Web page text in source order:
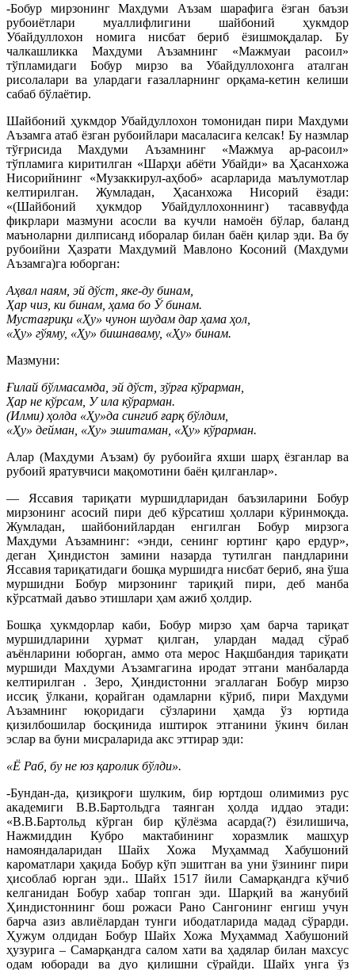
-Бобур мирзонинг Махдуми Аъзам шарафига ёзган баъзи
рубоиётлари муаллифлигини шайбоний ҳукмдор
Убайдуллохон номига нисбат бериб ёзишмоқдалар. Бу
чалкашликка Махдуми Аъзамнинг «Мажмуаи расоил»
тўпламидаги Бобур мирзо ва Убайдуллохонга аталган
рисолалари ва улардаги ғазалларнинг орқама-кетин келиши
сабаб бўлаётир.
Шайбоний ҳукмдор Убайдуллохон томонидан пири Махдуми
Аъзамга атаб ёзган рубоийлари масаласига келсак! Бу назмлар
тўғрисида Махдуми Аъзамнинг «Мажмуа ар-расоил»
тўпламига киритилган «Шарҳи абёти Убайди» ва Ҳасанхожа
Нисорийнинг «Музаккирул-аҳбоб» асарларида маълумотлар
келтирилган. Жумладан, Ҳасанхожа Нисорий ёзади:
«(Шайбоний ҳукмдор Убайдуллохоннинг) тасаввуфда
фикрлари мазмуни асосли ва кучли намоён бўлар, баланд
маъноларни дилписанд иборалар билан баён қилар эди. Ва бу
рубоийни Ҳазрати Махдумий Мавлоно Косоний (Махдуми
Аъзамга)га юборган:
Аҳвал наям, эй дўст, яке-ду бинам,
Ҳар чиз, ки бинам, ҳама бо Ў бинам.
Мустағриқи «Ҳу» чунон шудам дар ҳама ҳол,
«Ҳу» гўяму, «Ҳу» бишнаваму, «Ҳу» бинам.
Мазмуни:
Ғилай бўлмасамда, эй дўст, зўрға кўрарман,
Ҳар не кўрсам, У ила кўрарман.
(Илми) ҳолда «Ҳу»да сингиб ғарқ бўлдим,
«Ҳу» дейман, «Ҳу» эшитаман, «Ҳу» кўрарман.
Алар (Махдуми Аъзам) бу рубоийга яхши шарҳ ёзганлар ва
рубоий яратувчиси мақомотини баён қилганлар».
— Яссавия тариқати муршидларидан баъзиларини Бобур
мирзонинг асосий пири деб кўрсатиш ҳоллари кўринмоқда.
Жумладан, шайбонийлардан енгилган Бобур мирзога
Махдуми Аъзамнинг: «энди, сенинг юртинг қаро ердур»,
деган Ҳиндистон замини назарда тутилган пандларини
Яссавия тариқатидаги бошқа муршидга нисбат бериб, яна ўша
муршидни Бобур мирзонинг тариқий пири, деб манба
кўрсатмай даъво этишлари ҳам ажиб ҳолдир.
Бошқа ҳукмдорлар каби, Бобур мирзо ҳам барча тариқат
муршидларини ҳурмат қилган, улардан мадад сўраб
аъёнларини юборган, аммо ота мерос Нақшбандия тариқати
муршиди Махдуми Аъзамгагина иродат этгани манбаларда
келтирилган . Зеро, Ҳиндистонни эгаллаган Бобур мирзо
иссиқ ўлкани, қорайган одамларни кўриб, пири Махдуми
Аъзамнинг юқоридаги сўзларини ҳамда ўз юртида
қизилбошилар босқинида иштирок этганини ўкинч билан
эслар ва буни мисраларида акс эттирар эди:
«Ё Раб, бу не юз қаролик бўлди».
-Бундан-да, қизиқроғи шулким, бир юртдош олимимиз рус
академиги В.В.Бартольдга таянган ҳолда иддао этади:
«В.В.Бартольд кўрган бир қўлёзма асарда(?) ёзилишича,
Нажмиддин Кубро мактабининг хоразмлик машҳур
намояндаларидан Шайх Хожа Муҳаммад Хабушоний
кароматлари ҳақида Бобур кўп эшитган ва уни ўзининг пири
ҳисоблаб юрган эди.. Шайх 1517 йили Самарқандга кўчиб
келганидан Бобур хабар топган эди. Шарқий ва жанубий
Ҳиндистоннинг бош рожаси Рано Сангонинг енгиш учун
барча азиз авлиёлардан тунги ибодатларида мадад сўрарди.
Ҳужум олдидан Бобур Шайх Хожа Муҳаммад Хабушоний
ҳузурига – Самарқандга салом хати ва ҳадялар билан махсус
одам юборади ва дуо қилишни сўрайди. Шайх унга ўз